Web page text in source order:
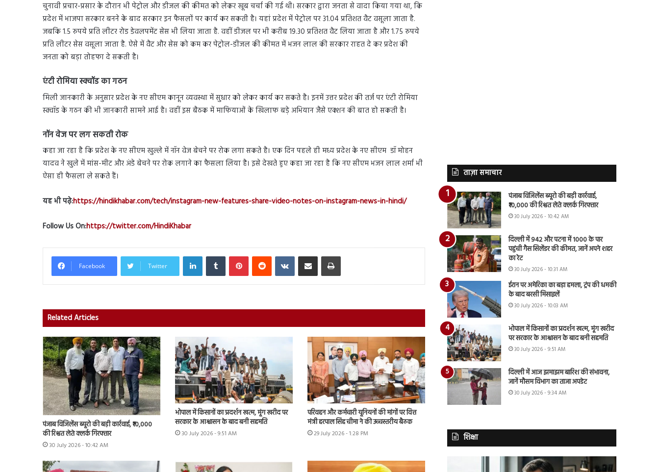
चुनावी प्रचार-प्रसार के दौरान भी पेट्रोल और डीजल की कीमत को लेकर खूब चर्चा की गई थी। सरकार द्वारा जनता से वादा किया गया था, कि
प्रदेश में भाजपा सरकार बनने के बाद सरकार इन फैसलों पर कार्य कर सकती है। यहां प्रदेश में पेट्रोल पर 31.04 प्रतिशत वैट वसूला जाता है.
जबकि 1.5 रुपये प्रति लीटर रोड डेवलपमेंट सेस भी लिया जाता है. वहीं डीजल पर भी करीब 19.30 प्रतिशत वैट लिया जाता है और 1.75 रुपये
प्रति लीटर सेस वसूला जाता है. ऐसे में वैट और सेस को कम कर पेट्रोल-डीजल की कीमत में भजन लाल की सरकार राहत दे कर प्रदेश की
जनता को बड़ा तोहफा दे सकती है।
एंटी रोमिया स्क्वॉड का गठन
मिली जानकारी के अनुसार प्रदेश के नए सीएम कानून व्यवस्था में सुधार को लेकर कार्य कर सकते है। इनमें उत्तर प्रदेश की तर्ज पर एंटी रोमिया
स्क्वॉड के गठन की भी जानकारी सामने आई है। वहीं इस बैठक में माफियाओं के खिलाफ बड़े अभियान जैसे एक्शन की बात हो सकती है।
नॉन वेज पर लग सकती रोक
कहा जा रहा है कि प्रदेश के नए सीएम खुल्ले में नॉन वेज बेचने पर रोक लगा सकते है। एक दिन पहले ही मध्य प्रदेश के नए सीएम डॉ मोहन
यादव ने खुले में मांस-मीट और अंडे बेचने पर रोक लगाने का फैसला लिया है। इसे देखते हुए कहा जा रहा है कि नए सीएम भजन लाल शर्मा भी
ऐसा ही फैसला ले सकते हैं।
यह भी पढ़े:https://hindikhabar.com/tech/instagram-new-features-share-video-notes-on-instagram-news-in-hindi/
Follow Us On:https://twitter.com/HindiKhabar
Facebook Twitter
LinkedInTumblr PinterestReddit VKontakteShare via Email Print
Related Articles
पंजाब विजिलेंस ब्यूरो की बड़ी कार्रवाई, ₹10,000
की रिश्वत लेते क्लर्क गिरफ्तार
30 July 2026 - 10:42 AM
भोपाल में किसानों का प्रदर्शन खत्म, मूंग खरीद पर
सरकार के आश्वासन के बाद बनी सहमति
30 July 2026 - 9:51 AM
परिवहन और कर्मचारी यूनियनों की मांगों पर वित्त
मंत्री हरपाल सिंह चीमा ने की उच्चस्तरीय बैठक
29 July 2026 - 1:28 PM
ताज़ा समाचार
पंजाब विजिलेंस ब्यूरो की बड़ी कार्रवाई,
₹10,000 की रिश्वत लेते क्लर्क गिरफ्तार
30 July 2026 - 10:42 AM
दिल्ली में 942 और पटना में 1000 के पार
पहुंची गैस सिलेंडर की कीमत, जानें अपने शहर
का रेट
30 July 2026 - 10:31 AM
ईरान पर अमेरिका का बड़ा हमला, ट्रंप की धमकी
के बाद बरसी मिसाइलें
30 July 2026 - 10:03 AM
भोपाल में किसानों का प्रदर्शन खत्म, मूंग खरीद
पर सरकार के आश्वासन के बाद बनी सहमति
30 July 2026 - 9:51 AM
दिल्ली में आज झमाझम बारिश की संभावना,
जानें मौसम विभाग का ताजा अपडेट
30 July 2026 - 9:34 AM
शिक्षा